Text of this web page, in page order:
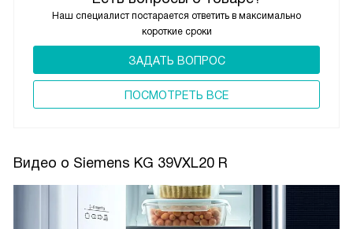
Наш специалист постарается ответить в максимально
короткие сроки
ЗАДАТЬ ВОПРОС
ПОCМОТРЕТЬ ВСЕ
Видео о Siemens KG 39VXL20 R